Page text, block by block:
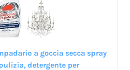
a goccia secca spray
detergente per